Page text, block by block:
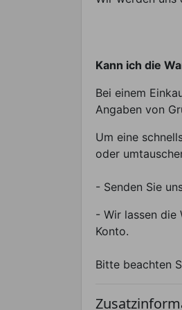
Kann ich die
Bei einem
Angaben von
Um eine
oder
- Senden Sie
- Wir lassen die
Konto.
Bitte beachten